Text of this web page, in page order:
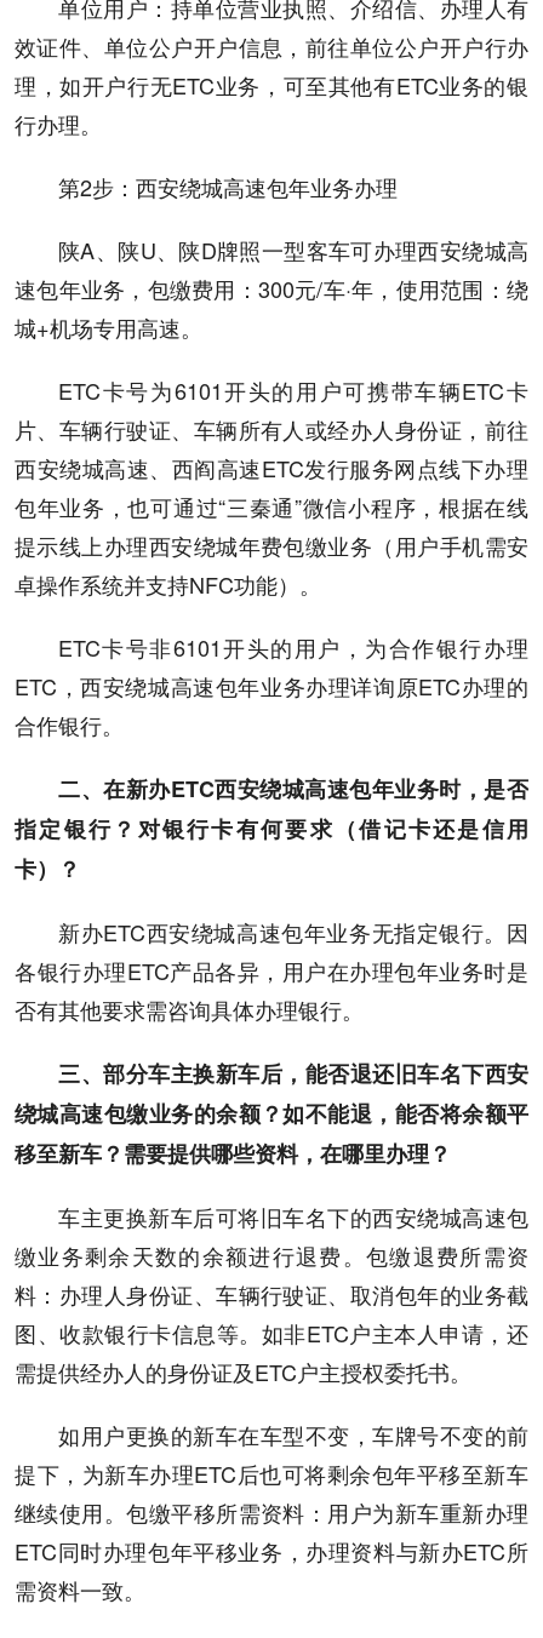
单位用户：持单位营业执照、介绍信、办理人有
效证件、单位公户开户信息，前往单位公户开户行办
理，如开户行无ETC业务，可至其他有ETC业务的银
行办理。
第2步：西安绕城高速包年业务办理
陕A、陕U、陕D牌照一型客车可办理西安绕城高
速包年业务，包缴费用：300元/车·年，使用范围：绕
城+机场专用高速。
ETC卡号为6101开头的用户可携带车辆ETC卡
片、车辆行驶证、车辆所有人或经办人身份证，前往
西安绕城高速、西阎高速ETC发行服务网点线下办理
包年业务，也可通过“三秦通”微信小程序，根据在线
提示线上办理西安绕城年费包缴业务（用户手机需安
卓操作系统并支持NFC功能）。
ETC卡号非6101开头的用户，为合作银行办理
ETC，西安绕城高速包年业务办理详询原ETC办理的
合作银行。
二、在新办ETC西安绕城高速包年业务时，是否
指定银行？对银行卡有何要求（借记卡还是信用
卡）？
新办ETC西安绕城高速包年业务无指定银行。因
各银行办理ETC产品各异，用户在办理包年业务时是
否有其他要求需咨询具体办理银行。
三、 部分车主换新车后，能否退还旧车名下西安
绕城高速包缴业务的余额？如不能退，能否将余额平
移至新车？需要提供哪些资料，在哪里办理？
车主更换新车后可将旧车名下的西安绕城高速包
缴业务剩余天数的余额进行退费。包缴退费所需资
料：办理人身份证、车辆行驶证、取消包年的业务截
图、收款银行卡信息等。如非ETC户主本人申请，还
需提供经办人的身份证及ETC户主授权委托书。
如用户更换的新车在车型不变，车牌号不变的前
提下，为新车办理ETC后也可将剩余包年平移至新车
继续使用。包缴平移所需资料：用户为新车重新办理
ETC同时办理包年平移业务，办理资料与新办ETC所
需资料一致。